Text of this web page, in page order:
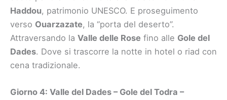
Haddou, patrimonio UNESCO. E proseguimento
verso Ouarzazate, la “porta del deserto”.
Attraversando la Valle delle Rose fino alle Gole del
Dades. Dove si trascorre la notte in hotel o riad con
cena tradizionale.
Giorno 4: Valle del Dades – Gole del Todra –